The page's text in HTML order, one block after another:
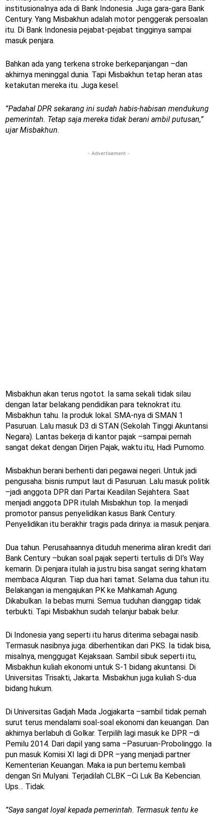
institusionalnya ada di Bank Indonesia. Juga gara-gara Bank
Century. Yang Misbakhun adalah motor penggerak persoalan
itu. Di Bank Indonesia pejabat-pejabat tingginya sampai
masuk penjara.
Bahkan ada yang terkena stroke berkepanjangan –dan
akhirnya meninggal dunia. Tapi Misbakhun tetap heran atas
ketakutan mereka itu. Juga kesel.
”Padahal DPR sekarang ini sudah habis-habisan mendukung
pemerintah. Tetap saja mereka tidak berani ambil putusan,”
ujar Misbakhun.
- Advertisement -
Misbakhun akan terus ngotot. Ia sama sekali tidak silau
dengan latar belakang pendidikan para teknokrat itu.
Misbakhun tahu. Ia produk lokal. SMA-nya di SMAN 1
Pasuruan. Lalu masuk D3 di STAN (Sekolah Tinggi Akuntansi
Negara). Lantas bekerja di kantor pajak –sampai pernah
sangat dekat dengan Dirjen Pajak, waktu itu, Hadi Purnomo.
Misbakhun berani berhenti dari pegawai negeri. Untuk jadi
pengusaha: bisnis rumput laut di Pasuruan. Lalu masuk politik
–jadi anggota DPR dari Partai Keadilan Sejahtera. Saat
menjadi anggota DPR itulah Misbakhun top. Ia menjadi
promotor pansus penyelidikan kasus Bank Century.
Penyelidikan itu berakhir tragis pada dirinya: ia masuk penjara.
Dua tahun. Perusahaannya dituduh menerima aliran kredit dari
Bank Century –bukan soal pajak seperti tertulis di DI’s Way
kemarin. Di penjara itulah ia justru bisa sangat sering khatam
membaca Alquran. Tiap dua hari tamat. Selama dua tahun itu.
Belakangan ia mengajukan PK ke Mahkamah Agung.
Dikabulkan. Ia bebas murni. Semua tuduhan dianggap tidak
terbukti. Tapi Misbakhun sudah telanjur babak belur.
Di Indonesia yang seperti itu harus diterima sebagai nasib.
Termasuk nasibnya juga: diberhentikan dari PKS. Ia tidak bisa,
misalnya, menggugat Kejaksaan. Sambil sibuk seperti itu,
Misbakhun kuliah ekonomi untuk S-1 bidang akuntansi. Di
Universitas Trisakti, Jakarta. Misbakhun juga kuliah S-dua
bidang hukum.
Di Universitas Gadjah Mada Jogjakarta –sambil tidak pernah
surut terus mendalami soal-soal ekonomi dan keuangan. Dan
akhirnya berlabuh di Golkar. Terpilih lagi masuk ke DPR –di
Pemilu 2014. Dari dapil yang sama –Pasuruan-Probolinggo. Ia
pun masuk Komisi XI lagi di DPR –yang menjadi partner
Kementerian Keuangan. Maka ia pun bertemu kembali
dengan Sri Mulyani. Terjadilah CLBK –Ci Luk Ba Kebencian.
Ups… Tidak.
”Saya sangat loyal kepada pemerintah. Termasuk tentu ke